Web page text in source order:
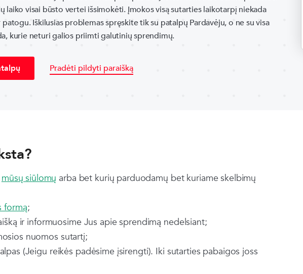
laiko visai būsto vertei išsimokėti. Įmokos visą sutarties laikotarpį niekada
Iškilusias problemas spręskite tik su patalpų Pardavėju, o ne su visa
kurie neturi galios priimti galutinių sprendimų.
Pradėti pildyti paraišką
mūsų siūlomų arba bet kurių parduodamų bet kuriame skelbimų
formą;
ir informuosime Jus apie sprendimą nedelsiant;
nuomos sutartį;
(Jeigu reikės padėsime įsirengti). Iki sutarties pabaigos joss